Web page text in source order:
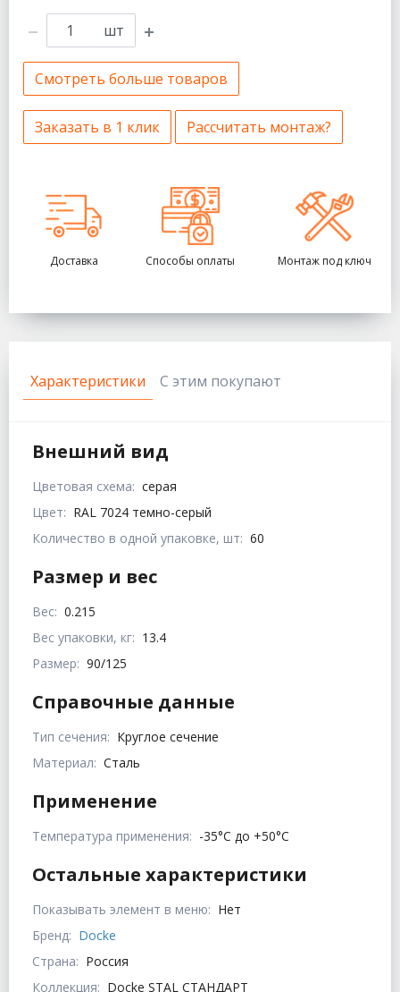
шт
Смотреть больше товаров
Заказать в 1 клик Рассчитать монтаж?
Доставка Способы оплаты Монтаж под ключ
Характеристики С этим покупают
Внешний вид
Цветовая схема: серая
Цвет: RAL 7024 темно-серый
Количество в одной упаковке, шт: 60
Размер и вес
Вес: 0.215
Вес упаковки, кг: 13.4
Размер: 90/125
Справочные данные
Тип сечения: Круглое сечение
Материал: Сталь
Применение
Температура применения: -35°С до +50°С
Остальные характеристики
Показывать элемент в меню: Нет
Бренд: Docke
Страна: Россия
Коллекция: Docke STAL СТАНДАРТ